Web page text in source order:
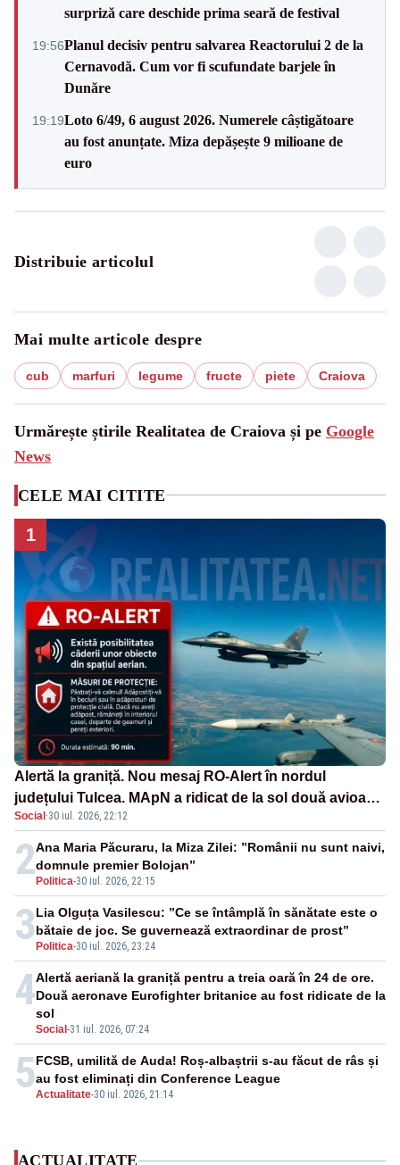
surpriză care deschide prima seară de festival
19:56Planul decisiv pentru salvarea Reactorului 2 de la
Cernavodă. Cum vor fi scufundate barjele în
Dunăre
19:19Loto 6/49, 6 august 2026. Numerele câștigătoare
au fost anunțate. Miza depășește 9 milioane de
euro
Distribuie articolul
Mai multe articole despre
cub marfuri legume fructe piete Craiova
Urmărește știrile Realitatea de Craiova și pe Google
News
CELE MAI CITITE
1
Alertă la graniță. Nou mesaj RO-Alert în nordul
județului Tulcea. MApN a ridicat de la sol două avioane
F-16
Social ·30 iul. 2026, 22:12
2 Politica-30 iul. 2026, 22:15
Ana Maria Păcuraru, la Miza Zilei: ”Românii nu sunt naivi,
domnule premier Bolojan”
3 Politica-30 iul. 2026, 23:24
Lia Olguța Vasilescu: ”Ce se întâmplă în sănătate este o
bătaie de joc. Se guvernează extraordinar de prost”
4
Social -31 iul. 2026, 07:24
Alertă aeriană la graniță pentru a treia oară în 24 de ore.
Două aeronave Eurofighter britanice au fost ridicate de la
sol
5Actualitate-30 iul. 2026, 21:14
FCSB, umilită de Auda! Roș-albaștrii s-au făcut de râs și
au fost eliminați din Conference League
ACTUALITATE